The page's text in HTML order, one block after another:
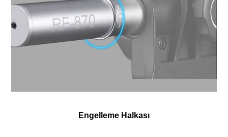
Engelleme Halkası